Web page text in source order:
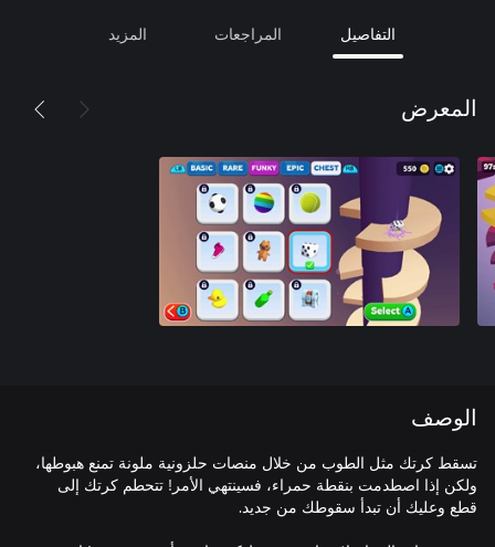
التفاصيل المراجعات المزيد
المعرض
الوصف
تسقط كرتك مثل الطوب من خلال منصات حلزونية ملونة تمنع هبوطها،
ولكن إذا اصطدمت بنقطة حمراء، فسينتهي الأمر! تتحطم كرتك إلى